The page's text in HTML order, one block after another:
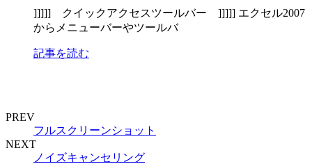
]]]]] クイックアクセスツールバー ]]]]] エクセル2007
からメニューバーやツールバ
記事を読む
PREV
フルスクリーンショット
NEXT
ノイズキャンセリング